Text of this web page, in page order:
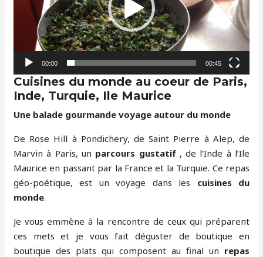
00:00 00:45
Cuisines du monde au coeur de Paris,
Inde, Turquie, Ile Maurice
Une balade gourmande voyage autour du monde
De Rose Hill à Pondichery, de Saint Pierre à Alep, de
Marvin à Paris, un parcours gustatif, de l’Inde à l’Ile
Maurice en passant par la France et la Turquie. Ce repas
géo-poétique, est un voyage dans les cuisines du
monde.
Je vous emmène à la rencontre de ceux qui préparent
ces mets et je vous fait déguster de boutique en
boutique des plats qui composent au final un repas